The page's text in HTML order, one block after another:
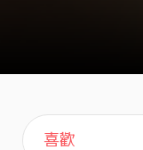
主頁
喜歡
關於